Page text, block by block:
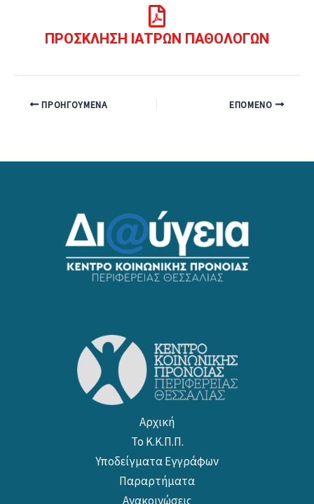
ΠΡΟΣΚΛΗΣΗ ΙΑΤΡΩΝ ΠΑΘΟΛΟΓΩΝ
ΠΡΟΗΓΟΎΜΕΝΑ ΕΠΌΜΕΝΟ
Αρχική
Το Κ.Κ.Π.Π.
Υποδείγματα Εγγράφων
Παραρτήματα
Ανακοινώσεις